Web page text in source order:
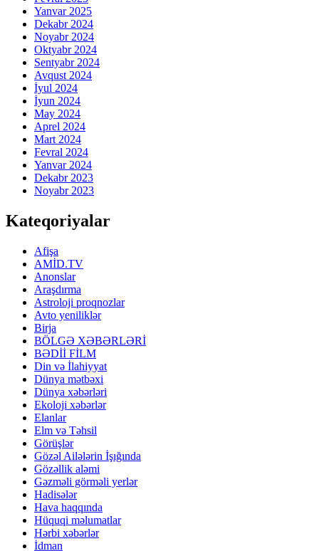
Yanvar 2025
Dekabr 2024
Noyabr 2024
Oktyabr 2024
Sentyabr 2024
Avqust 2024
İyul 2024
İyun 2024
May 2024
Aprel 2024
Mart 2024
Fevral 2024
Yanvar 2024
Dekabr 2023
Noyabr 2023
Kateqoriyalar
Afişa
AMİD.TV
Anonslar
Araşdırma
Astroloji proqnozlar
Avto yeniliklər
Birja
BÖLGƏ XƏBƏRLƏRİ
BƏDİİ FİLM
Din və İlahiyyat
Dünya mətbəxi
Dünya xəbərləri
Ekoloji xəbərlər
Elanlar
Elm və Təhsil
Görüşlər
Gözəl Ailələrin İşığında
Gözəllik aləmi
Gəzməli görməli yerlər
Hadisələr
Hava haqqında
Hüquqi məlumatlar
Hərbi xəbərlər
İdman